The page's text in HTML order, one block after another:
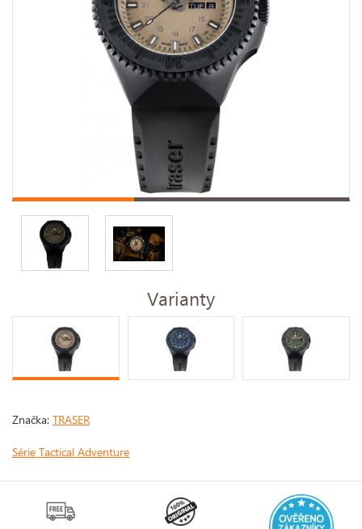
Varianty
Značka: TRASER
Série Tactical Adventure